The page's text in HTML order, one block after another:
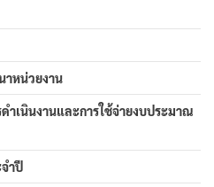
หน่วยงาน
ำเนินงานและการใช้จ่ายงบประมาณ
ำปี